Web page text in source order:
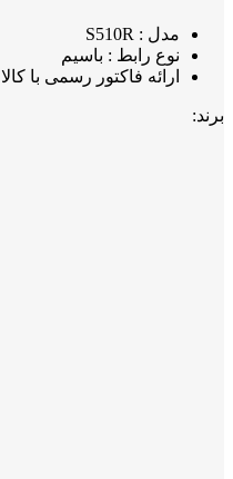
مدل : S510R
نوع رابط : باسیم
ارائه فاکتور رسمی با کالا
برند: